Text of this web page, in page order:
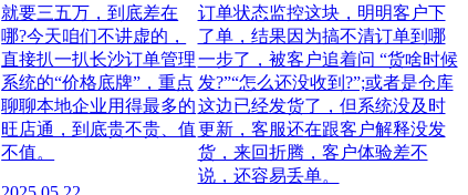
就要三五万，到底差在
哪?今天咱们不讲虚的，
直接扒一扒长沙订单管理
系统的“价格底牌”，重点
聊聊本地企业用得最多的
旺店通，到底贵不贵、值
不值。
订单状态监控这块，明明客户下
了单，结果因为搞不清订单到哪
一步了，被客户追着问 “货啥时候
发?”“怎么还没收到?”;或者是仓库
这边已经发货了，但系统没及时
更新，客服还在跟客户解释没发
货，来回折腾，客户体验差不
说，还容易丢单。